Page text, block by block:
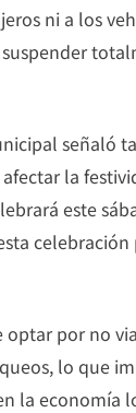
ni a los
señaló
la
este
optar por no
lo que
la economía